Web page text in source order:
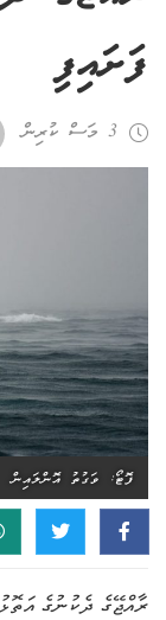
ފަށައިފި
3 މަސް ކުރިން
ފޮޓޯ: ވަގުތު އޮންލައިން
ރާއްޖޭގެ ދެކުނުގެ